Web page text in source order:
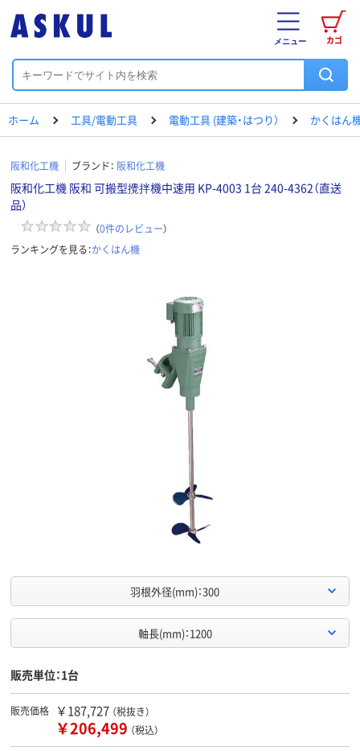
カゴ
メニュー
ホーム 工具/電動工具 電動工具 (建築・はつり） かくはん
阪和化工機 ブランド： 阪和化工機
阪和化工機 阪和 可搬型攪拌機中速用 KP-4003 1台 240-4362（直送
品）
（0件のレビュー）
ランキングを見る：かくはん機
羽根外径(mm)：300
軸長(mm)：1200
販売単位：1台
販売価格 ￥187,727 （税抜き）
￥206,499 （税込）